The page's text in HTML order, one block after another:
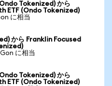
Tokenized) から
ETF (Ondo Tokenized)
に相当
から Franklin Focused
に相当
Tokenized) から
ETF (Ondo Tokenized)